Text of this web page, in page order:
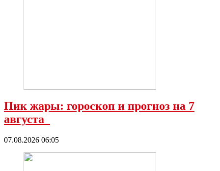
Пик жары: гороскоп и прогноз на 7
августа
07.08.2026 06:05